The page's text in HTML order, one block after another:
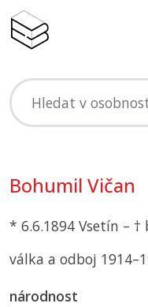
Bohumil Vičan
* 6.6.1894 Vsetín – †
válka a odboj
národnost